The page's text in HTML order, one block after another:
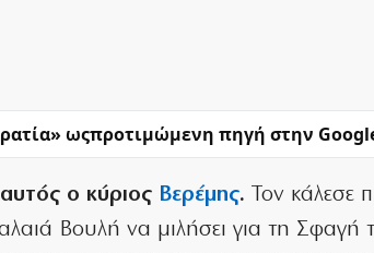
ωςπροτιμώμενη πηγή στην
ο κύριος Βερέμης. Τον κάλεσε
Βουλή να μιλήσει για τη Σφαγή